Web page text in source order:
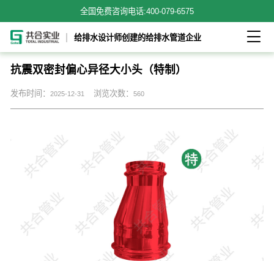
全国免费咨询电话:400-079-6575
给排水设计师创建的给排水管道企业 
抗震双密封偏心异径大小头（特制）
发布时间： 2025-12-31 浏览次数： 560